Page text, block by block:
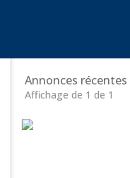
Annonces récentes
Affichage de 1 de 1